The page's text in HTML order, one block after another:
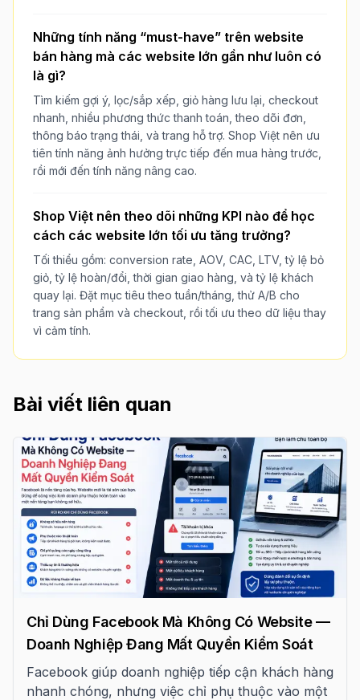
Những tính năng “must-have” trên website
bán hàng mà các website lớn gần như luôn có
là gì?
Tìm kiếm gợi ý, lọc/sắp xếp, giỏ hàng lưu lại, checkout
nhanh, nhiều phương thức thanh toán, theo dõi đơn,
thông báo trạng thái, và trang hỗ trợ. Shop Việt nên ưu
tiên tính năng ảnh hưởng trực tiếp đến mua hàng trước,
rồi mới đến tính năng nâng cao.
Shop Việt nên theo dõi những KPI nào để học
cách các website lớn tối ưu tăng trưởng?
Tối thiểu gồm: conversion rate, AOV, CAC, LTV, tỷ lệ bỏ
giỏ, tỷ lệ hoàn/đổi, thời gian giao hàng, và tỷ lệ khách
quay lại. Đặt mục tiêu theo tuần/tháng, thử A/B cho
trang sản phẩm và checkout, rồi tối ưu theo dữ liệu thay
vì cảm tính.
Bài viết liên quan
Chỉ Dùng Facebook Mà Không Có Website —
Doanh Nghiệp Đang Mất Quyền Kiểm Soát
Facebook giúp doanh nghiệp tiếp cận khách hàng
nhanh chóng, nhưng việc chỉ phụ thuộc vào một